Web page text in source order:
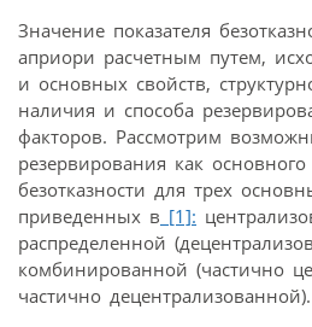
Значение показателя
априори расчетным путем,
и основных свойств,
наличия и способа
факторов. Рассмотрим
резервирования как
безотказности для трех
приведенных в [1]:
распределенной
комбинированной (частично
частично децентрализованной).